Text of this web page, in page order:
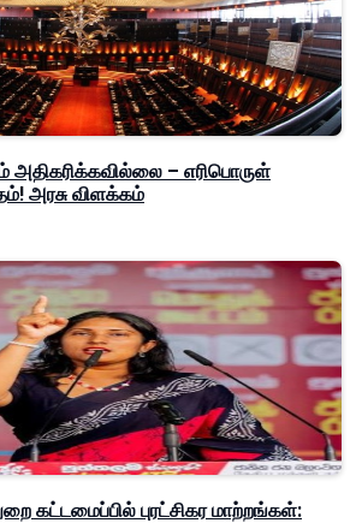
அதிகரிக்கவில்லை – எரிபொருள்
அரசு விளக்கம்
கட்டமைப்பில் புரட்சிகர மாற்றங்கள்: